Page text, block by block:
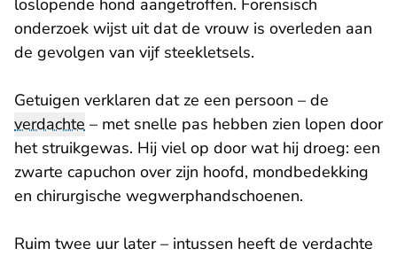
loslopende hond aangetroffen. Forensisch
onderzoek wijst uit dat de vrouw is overleden aan
de gevolgen van vijf steekletsels.
Getuigen verklaren dat ze een persoon – de
verdachte – met snelle pas hebben zien lopen door
het struikgewas. Hij viel op door wat hij droeg: een
zwarte capuchon over zijn hoofd, mondbedekking
en chirurgische wegwerphandschoenen.
Ruim twee uur later – intussen heeft de verdachte